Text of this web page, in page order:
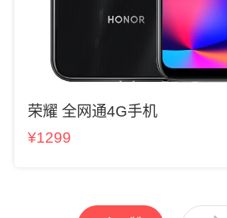
荣耀 全网通4G手机
¥1299